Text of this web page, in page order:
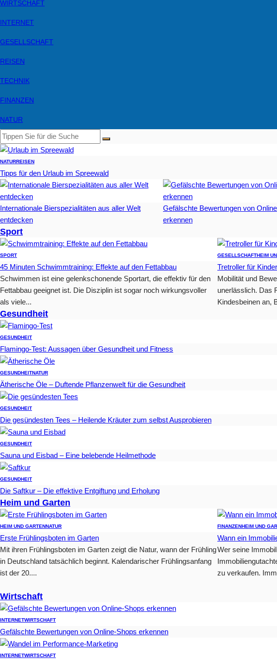
WIRTSCHAFT
INTERNET
GESELLSCHAFT
REISEN
TECHNIK
FINANZEN
NATUR
NATURREISEN
Tipps für den Urlaub im Spreewald
Internationale Bierspezialitäten aus aller Welt
entdecken
Gefälschte Bewertungen von
erkennen
Sport
SPORT
45 Minuten Schwimmtraining: Effekte auf den Fettabbau
Schwimmen ist eine gelenkschonende Sportart, die effektiv für den
Fettabbau geeignet ist. Die Disziplin ist sogar noch wirkungsvoller
als viele...
GESELLSCHAFTHEIM
Tretroller für
Mobilität und
unerlässlich. Das
Kindesbeinen an,
Gesundheit
GESUNDHEIT
Flamingo-Test: Aussagen über Gesundheit und Fitness
GESUNDHEITNATUR
Ätherische Öle – Duftende Pflanzenwelt für die Gesundheit
GESUNDHEIT
Die gesündesten Tees – Heilende Kräuter zum selbst Ausprobieren
GESUNDHEIT
Sauna und Eisbad – Eine belebende Heilmethode
GESUNDHEIT
Die Saftkur – Die effektive Entgiftung und Erholung
Heim und Garten
HEIM UND GARTENNATUR
Erste Frühlingsboten im Garten
Mit ihren Frühlingsboten im Garten zeigt die Natur, wann der Frühling
in Deutschland tatsächlich beginnt. Kalendarischer Frühlingsanfang
ist der 20....
FINANZENHEIM UND
Wann ein
Wer seine
zu verkaufen.
Wirtschaft
INTERNETWIRTSCHAFT
Gefälschte Bewertungen von Online-Shops erkennen
INTERNETWIRTSCHAFT